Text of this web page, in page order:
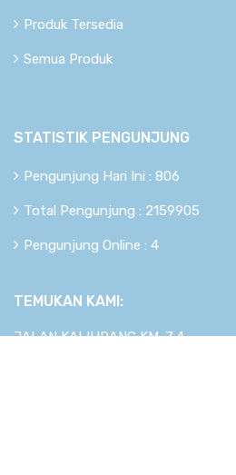
Produk Tersedia
Semua Produk
STATISTIK PENGUNJUNG
Pengunjung Hari Ini : 806
Total Pengunjung : 2159905
Pengunjung Online : 4
TEMUKAN KAMI:
JALAN KALIURANG KM. 7,4